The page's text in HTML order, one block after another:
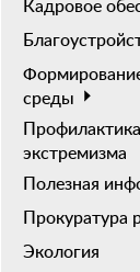
Кадровое
среды
экстремизма
Полезная
Прокуратура
Экология